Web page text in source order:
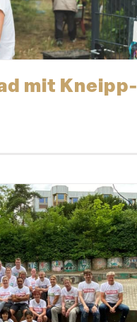
mit Kneipp-